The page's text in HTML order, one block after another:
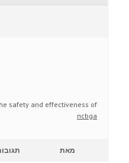
safety and effectiveness of
ncbga
מאת